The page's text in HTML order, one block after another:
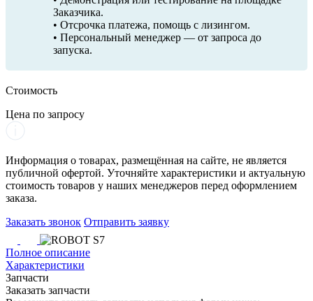
Заказчика.
• Отсрочка платежа, помощь с лизингом.
• Персональный менеджер — от запроса до
запуска.
Стоимость
Цена по запросу
Информация о товарах, размещённая на сайте, не является
публичной офертой. Уточняйте характеристики и актуальную
стоимость товаров у наших менеджеров перед оформлением
заказа.
Заказать звонок Отправить заявку
Полное описание
Характеристики
Запчасти
Заказать запчасти